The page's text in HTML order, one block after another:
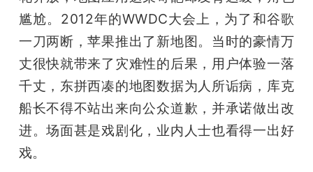
尴尬。2012年的WWDC大会上，为了和谷歌
一刀两断，苹果推出了新地图。当时的豪情万
丈很快就带来了灾难性的后果，用户体验一落
千丈，东拼西凑的地图数据为人所诟病，库克
船长不得不站出来向公众道歉，并承诺做出改
进。场面甚是戏剧化，业内人士也看得一出好
戏。